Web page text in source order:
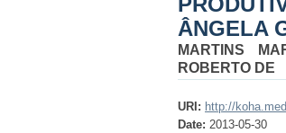
ÂNGELA
MARTINS
ROBERTO DE
URI: http://
Date: 2013-05-30